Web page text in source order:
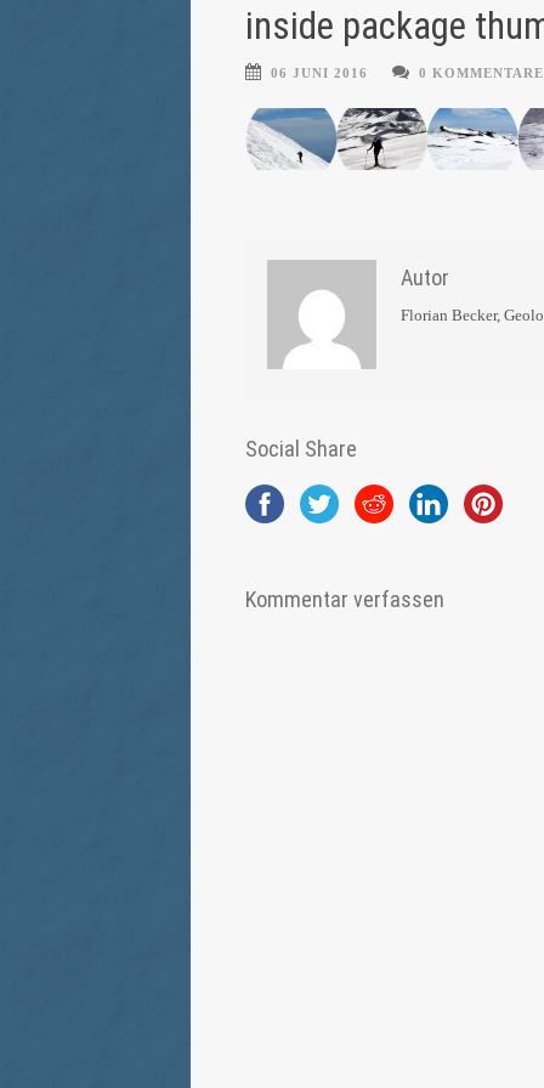
inside package
06 JUNI 2016 0 KOMMENTARE
Autor
Florian Becker,
Social Share
Kommentar verfassen